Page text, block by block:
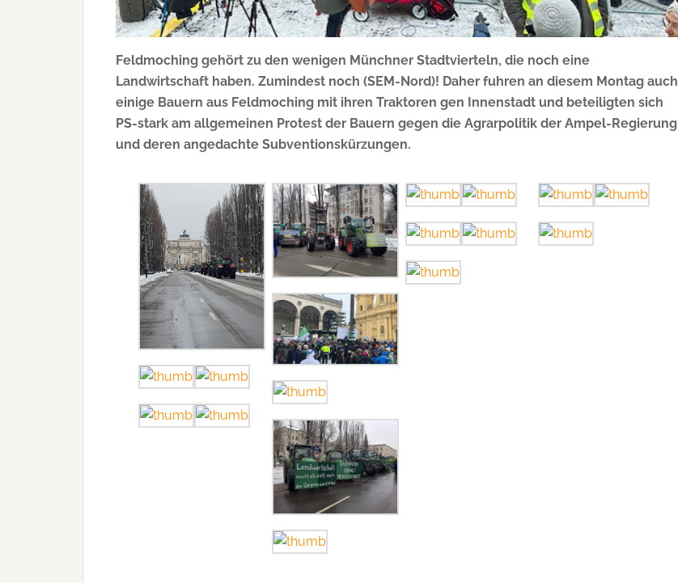
Feldmoching gehört zu den wenigen Münchner Stadtvierteln, die noch eine
Landwirtschaft haben. Zumindest noch (SEM-Nord)! Daher fuhren an diesem Montag auch
einige Bauern aus Feldmoching mit ihren Traktoren gen Innenstadt und beteiligten sich
PS-stark am allgemeinen Protest der Bauern gegen die Agrarpolitik der Ampel-Regierung
und deren angedachte Subventionskürzungen.